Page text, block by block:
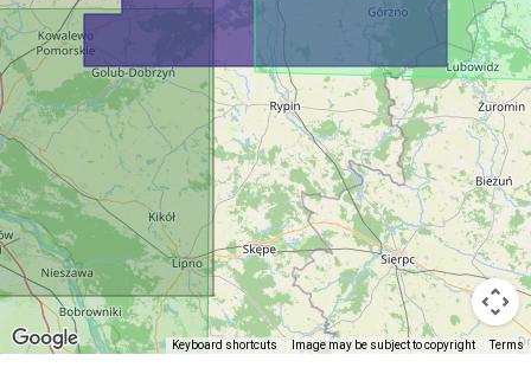
Keyboard shortcuts Image may be subject to copyright Terms